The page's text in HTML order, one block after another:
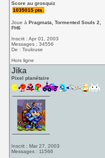
Score au grosquiz
1035015 pts.
Joue àPragmata, Tormented Souls 2,
FH6
Inscrit : Apr 01, 2003
Messages : 34556
De : Toulouse
Hors ligne
Jika
Pixel planétaire
Inscrit : Mar 27, 2003
Messages : 11566